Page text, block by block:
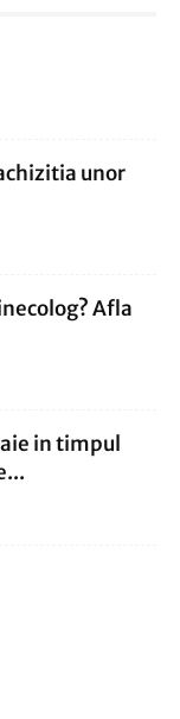
unor
Afla
in timpul